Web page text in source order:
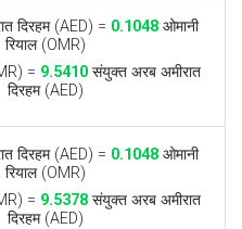
दिरहम (AED) = 0.1048 ओमानी
रियाल (OMR)
= 9.5410 संयुक्त अरब अमीरात
दिरहम (AED)
दिरहम (AED) = 0.1048 ओमानी
रियाल (OMR)
= 9.5378 संयुक्त अरब अमीरात
दिरहम (AED)